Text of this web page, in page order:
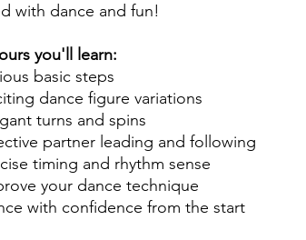
with dance and fun!
you'll learn:
basic steps
dance figure variations
turns and spins
partner leading and following
timing and rhythm sense
your dance technique
with confidence from the start